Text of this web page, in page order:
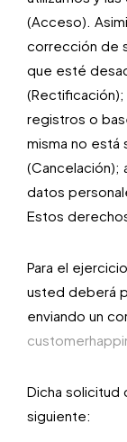
(Acceso).
corrección de
que esté
registros o
misma no está
(Cancelación);
datos
Estos
Para el
usted deberá
enviando un
Dicha solicitud
siguiente: